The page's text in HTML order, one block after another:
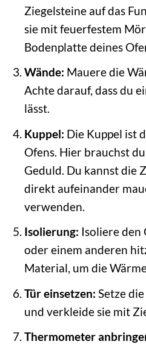
Ziegelsteine auf das
sie mit feuerfestem
Bodenplatte deines
Wände: Mauere die
Achte darauf, dass du
lässt.
Kuppel: Die Kuppel ist
Ofens. Hier brauchst
Geduld. Du kannst die
direkt aufeinander
verwenden.
Isolierung: Isoliere den
oder einem anderen
Material, um die
Tür einsetzen: Setze
und verkleide sie mit
Thermometer